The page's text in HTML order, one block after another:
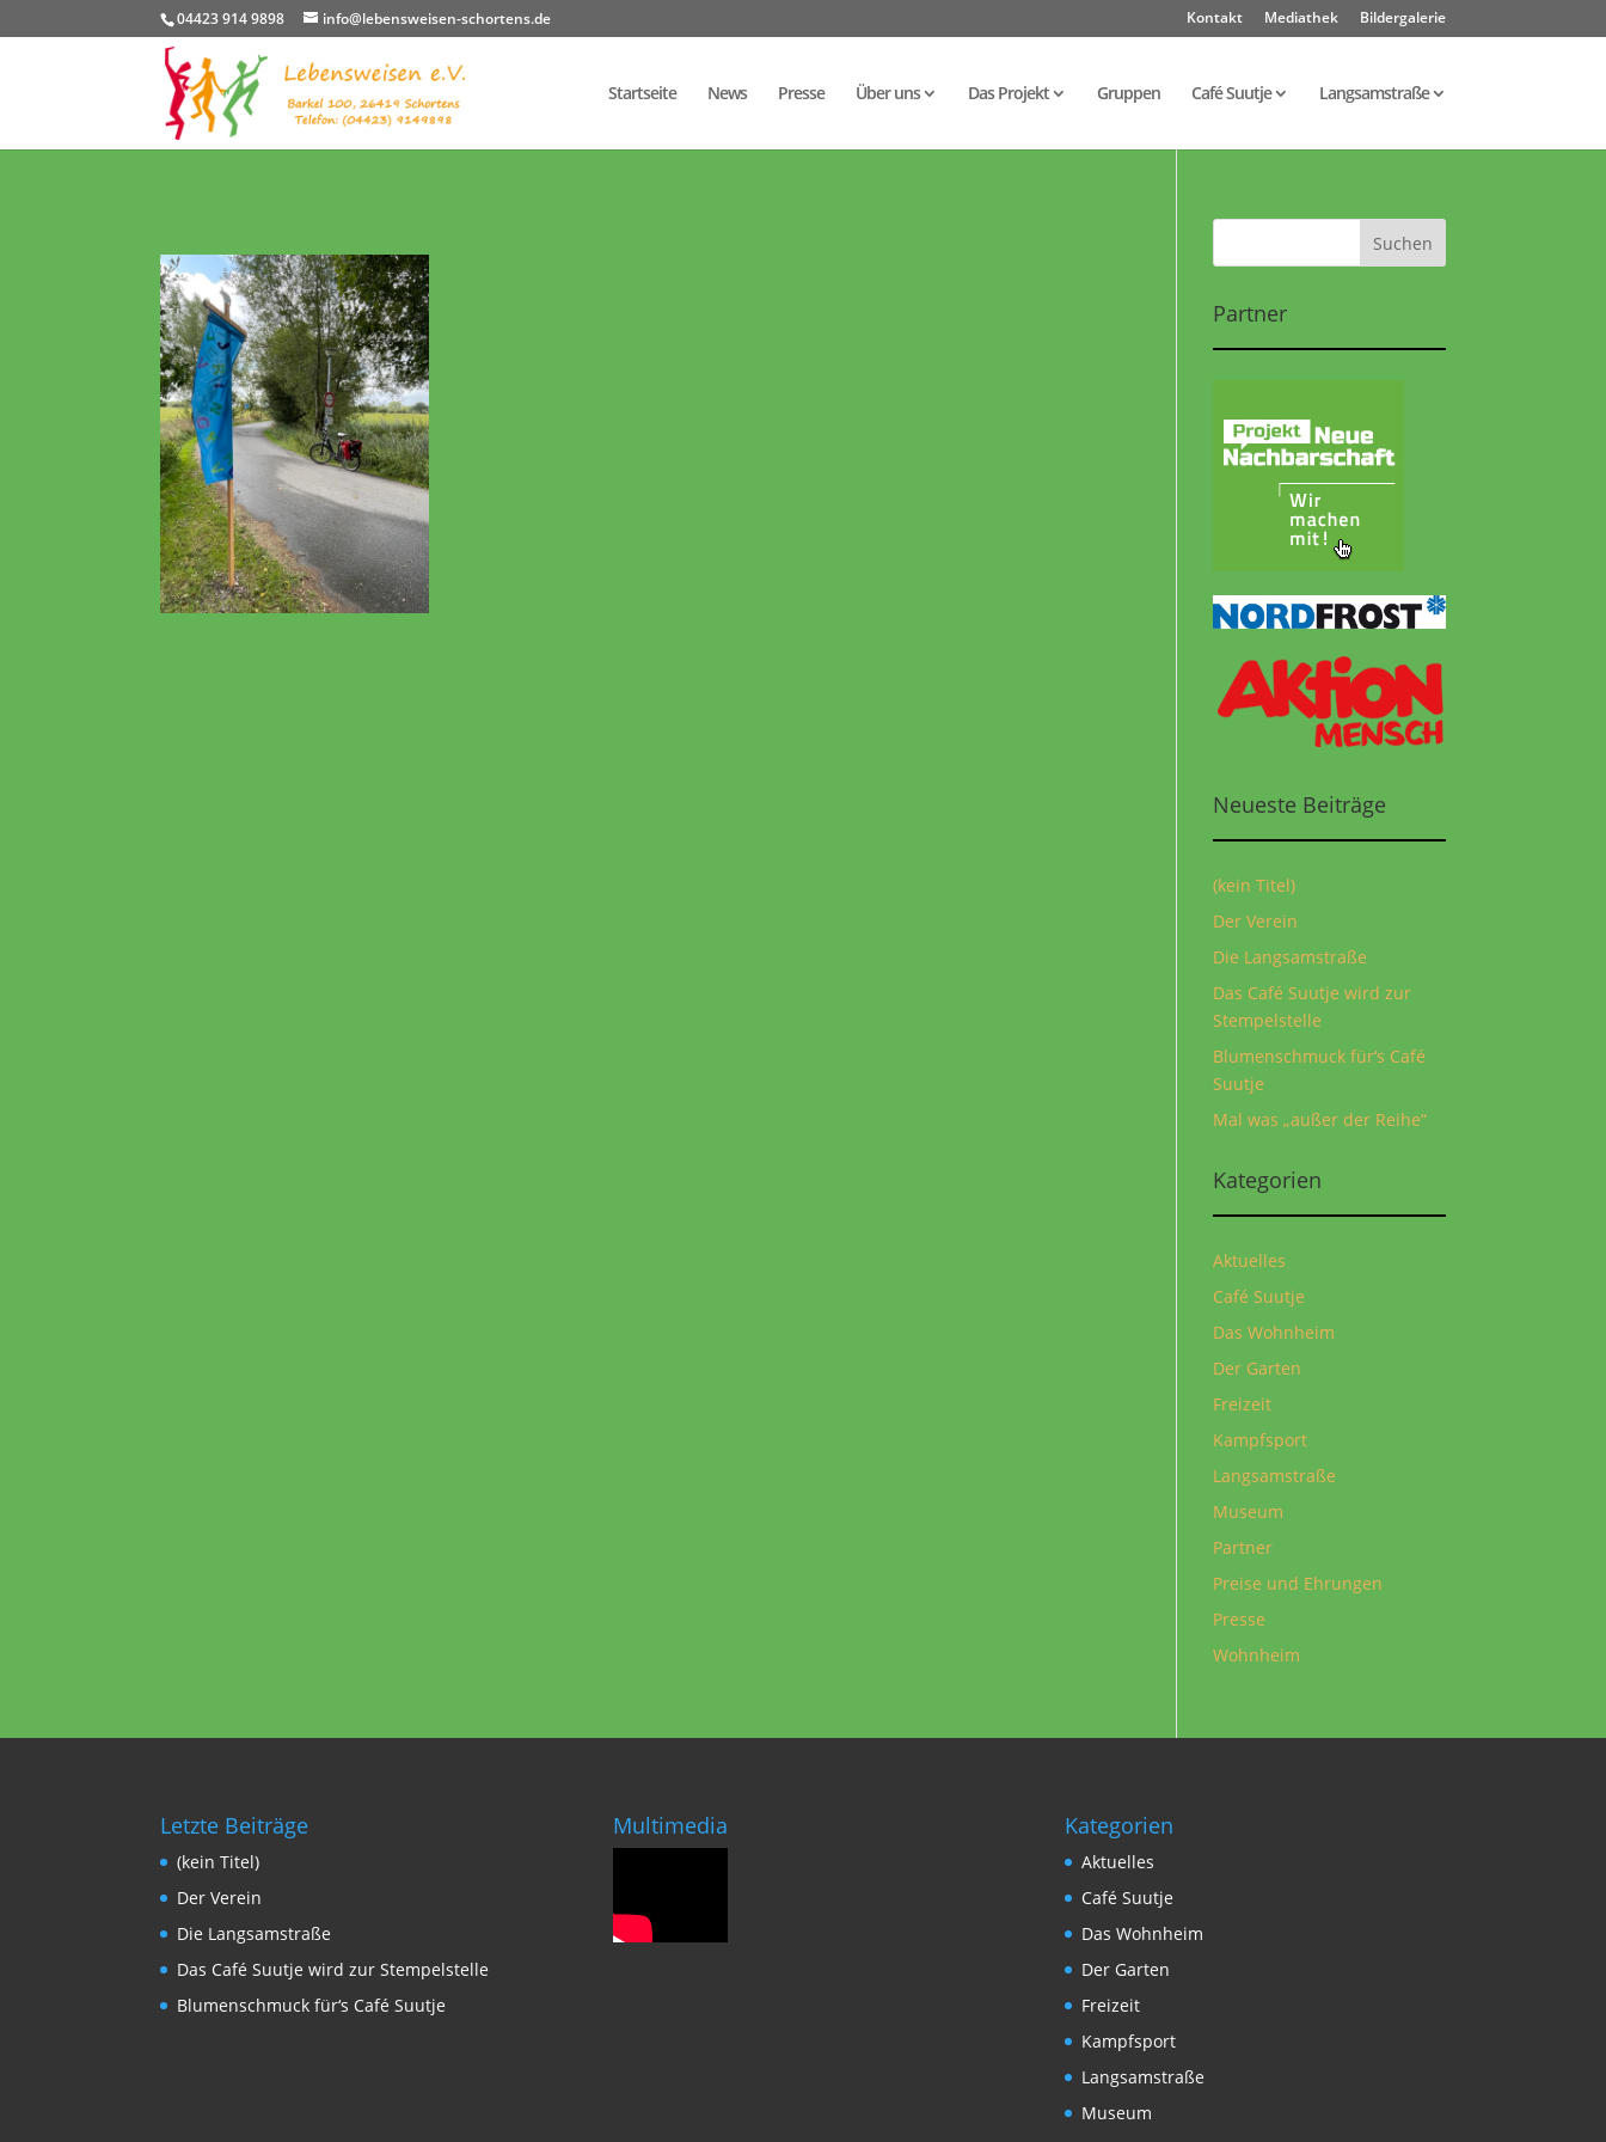
04423 914 9898 info@lebensweisen-schortens.de Kontakt Mediathek Bildergalerie
Startseite News Presse Über uns Das Projekt Gruppen Café Suutje Langsamstraße
Partner
Neueste Beiträge
(kein Titel)
Der Verein
Die Langsamstraße
Das Café Suutje wird zur
Stempelstelle
Blumenschmuck für‘s Café
Suutje
Mal was „außer der Reihe“
Kategorien
Aktuelles
Café Suutje
Das Wohnheim
Der Garten
Freizeit
Kampfsport
Langsamstraße
Museum
Partner
Preise und Ehrungen
Presse
Wohnheim
Letzte Beiträge
(kein Titel)
Der Verein
Die Langsamstraße
Das Café Suutje wird zur Stempelstelle
Blumenschmuck für‘s Café Suutje
Multimedia Kategorien
Aktuelles
Café Suutje
Das Wohnheim
Der Garten
Freizeit
Kampfsport
Langsamstraße
Museum